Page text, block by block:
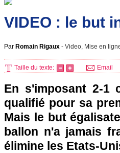
VIDEO : le but
Par Romain Rigaux - Video, Mise en
Taille du texte: Email
En s'imposant 2-1
qualifié pour sa
Mais le but
ballon n'a jamais
élimine les Etats-